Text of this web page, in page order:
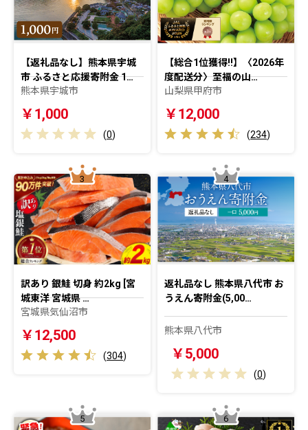
【返礼品なし】熊本県宇城
市 ふるさと応援寄附金 1…
熊本県宇城市
￥1,000
(0)
【総合1位獲得!!】〈2026年
度配送分〉至福の山…
山梨県甲府市
￥12,000
(234)
3
訳あり 銀鮭 切身 約2kg [宮
城東洋 宮城県 …
宮城県気仙沼市
￥12,500
(304)
4
返礼品なし 熊本県八代市 お
うえん寄附金(5,00…
熊本県八代市
￥5,000
(0)
5 6